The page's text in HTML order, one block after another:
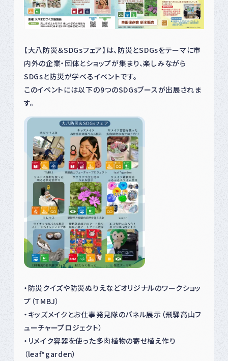
【大八防災＆SDGsフェア】は、防災とSDGsをテーマに市
内外の企業・団体とショップが集まり、楽しみながら
SDGsと防災が学べるイベントです。
このイベントには以下の9つのSDGsブースが出展されま
す。
・防災クイズや防災ぬりえなどオリジナルのワークショッ
プ（TMBJ）
・キッズメイクとお仕事発見隊のパネル展示（飛騨高山フ
ューチャープロジェクト）
・リメイク容器を使った多肉植物の寄せ植え作り
（leaf*garden）